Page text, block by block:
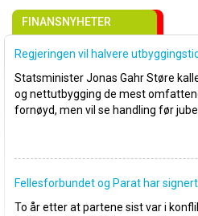
FINANSNYHETER
Regjeringen vil halvere
Statsminister Jonas Gahr Støre
og nettutbygging de mest
fornøyd, men vil se handling før
Fellesforbundet og Parat har
To år etter at partene sist var i